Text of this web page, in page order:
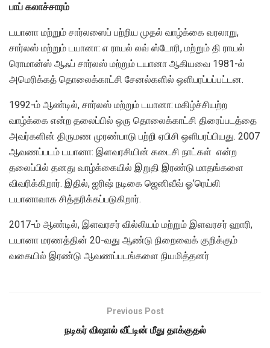
பாப் கலாச்சாரம்
டயானா மற்றும் சார்லஸைப் பற்றிய முதல் வாழ்க்கை வரலாறு,
சார்லஸ் மற்றும் டயானா: எ ராயல் லவ் ஸ்டோரி, மற்றும் தி ராயல்
ரொமான்ஸ் ஆஃப் சார்லஸ் மற்றும் டயானா ஆகியவை 1981-ல்
அமெரிக்கத் தொலைக்காட்சி சேனல்களில் ஒளிபரப்பப்பட்டன.
1992-ம் ஆண்டில், சார்லஸ் மற்றும் டயானா: மகிழ்ச்சியற்ற
வாழ்க்கை என்ற தலைப்பில் ஒரு தொலைக்காட்சி திரைப்படத்தை
அவர்களின் திருமண முரண்பாடு பற்றி ஏபிசி ஒளிபரப்பியது. 2007
ஆவணப்படம் டயானா: இளவரசியின் கடைசி நாட்கள் என்ற
தலைப்பில் தனது வாழ்க்கையில் இறுதி இரண்டு மாதங்களை
விவரிக்கிறார். இதில், ஐரிஷ் நடிகை ஜெனிவீவ் ஓ’ரெய்லி
டயானாவாக சித்தரிக்கப்படுகிறார்.
2017-ம் ஆண்டில், இளவரசர் வில்லியம் மற்றும் இளவரசர் ஹாரி,
டயானா மரணத்தின் 20-வது ஆண்டு நிறைவைக் குறிக்கும்
வகையில் இரண்டு ஆவணப்படங்களை நியமித்தனர்
Previous Post
நடிகர் விஷால் வீட்டின் மீது தாக்குதல்